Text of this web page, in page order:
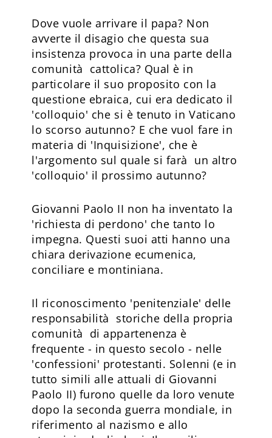
Dove vuole arrivare il papa? Non
avverte il disagio che questa sua
insistenza provoca in una parte della
comunità cattolica? Qual è in
particolare il suo proposito con la
questione ebraica, cui era dedicato il
'colloquio' che si è tenuto in Vaticano
lo scorso autunno? E che vuol fare in
materia di 'Inquisizione', che è
l'argomento sul quale si farà un altro
'colloquio' il prossimo autunno?
Giovanni Paolo II non ha inventato la
'richiesta di perdono' che tanto lo
impegna. Questi suoi atti hanno una
chiara derivazione ecumenica,
conciliare e montiniana.
Il riconoscimento 'penitenziale' delle
responsabilità storiche della propria
comunità di appartenenza è
frequente - in questo secolo - nelle
'confessioni' protestanti. Solenni (e in
tutto simili alle attuali di Giovanni
Paolo II) furono quelle da loro venute
dopo la seconda guerra mondiale, in
riferimento al nazismo e allo